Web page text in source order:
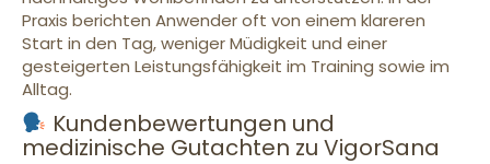
Praxis berichten Anwender oft von einem klareren
Start in den Tag, weniger Müdigkeit und einer
gesteigerten Leistungsfähigkeit im Training sowie im
Alltag.
Kundenbewertungen und
medizinische Gutachten zu VigorSana